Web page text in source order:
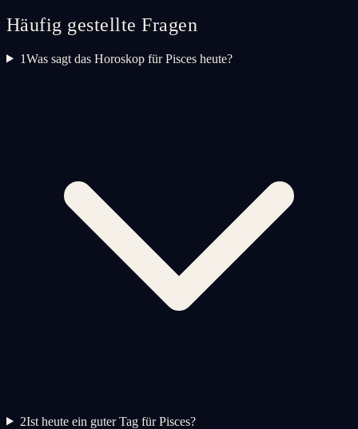
Häufig gestellte Fragen
1Was sagt das Horoskop für Pisces heute?
2Ist heute ein guter Tag für Pisces?